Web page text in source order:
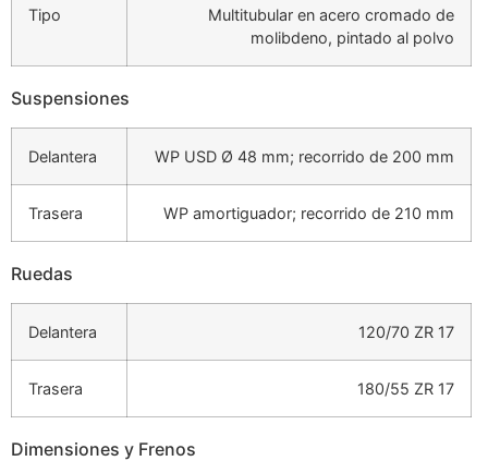
Tipo
Multitubular en acero cromado de
molibdeno, pintado al polvo
Suspensiones
Delantera WP USD Ø 48 mm; recorrido de 200 mm
Trasera WP amortiguador; recorrido de 210 mm
Ruedas
Delantera 120/70 ZR 17
Trasera 180/55 ZR 17
Dimensiones y Frenos